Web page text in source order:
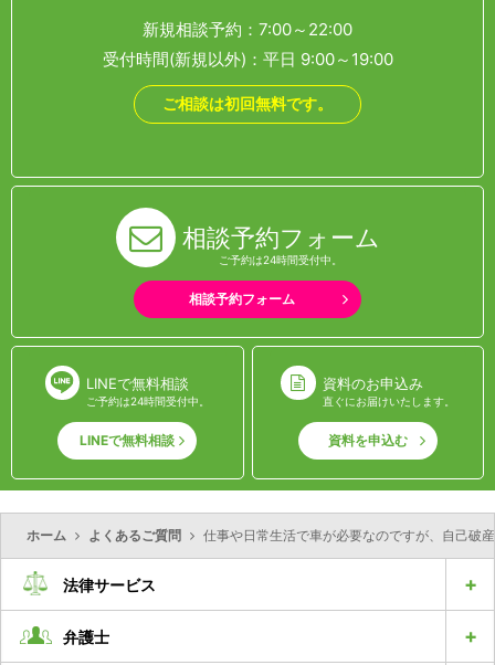
新規相談予約：7:00～22:00
受付時間(新規以外)：平日 9:00～19:00
ご相談は初回無料です。
相談予約フォーム
ご予約は24時間受付中。
相談予約フォーム
LINEで無料相談
ご予約は24時間受付中。
LINEで無料相談
資料のお申込み
直ぐにお届けいたします。
資料を申込む
ホーム よくあるご質問 仕事や日常生活で車が必要なのですが、自己破
法律サービス
弁護士